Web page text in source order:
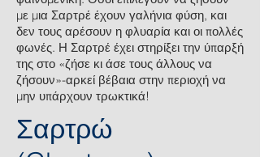
με μια Σαρτρέ έχουν γαλήνια φύση, και
δεν τους αρέσουν η φλυαρία και οι πολλές
φωνές. Η Σαρτρέ έχει στηρίξει την ύπαρξή
της στο «ζήσε κι άσε τους άλλους να
ζήσουν»-αρκεί βέβαια στην περιοχή να
μην υπάρχουν τρωκτικά!
Σαρτρώ